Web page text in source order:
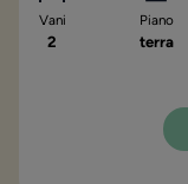
Vani
2
Piano
terra